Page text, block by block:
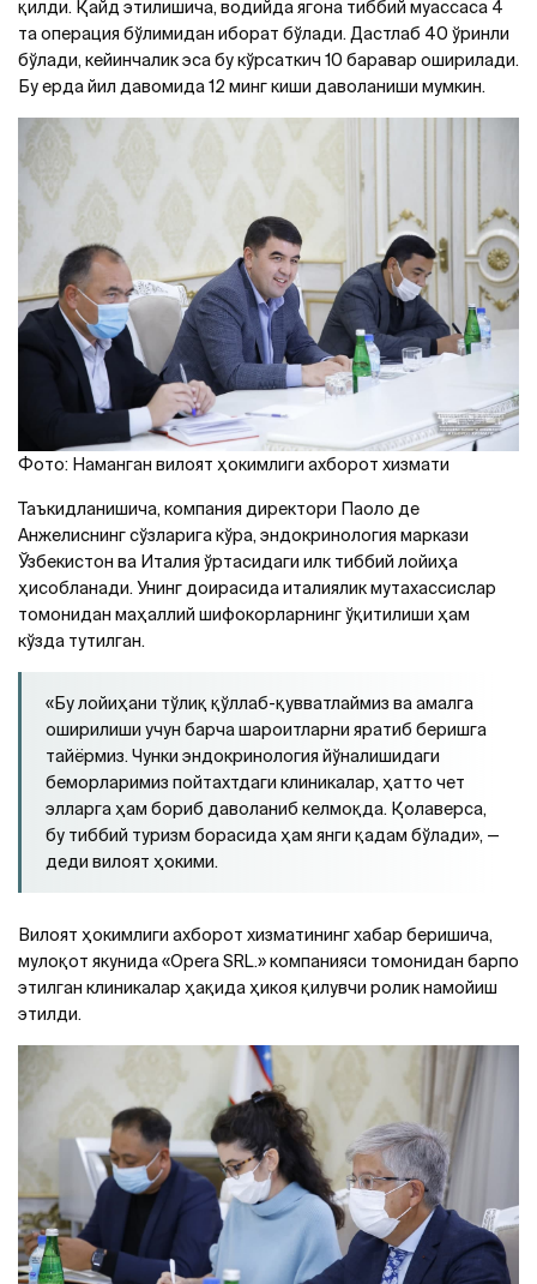
қилди. Қайд этилишича, водийда ягона тиббий муассаса 4
та операция бўлимидан иборат бўлади. Дастлаб 40 ўринли
бўлади, кейинчалик эса бу кўрсаткич 10 баравар оширилади.
Бу ерда йил давомида 12 минг киши даволаниши мумкин.
Фото: Наманган вилоят ҳокимлиги ахборот хизмати
Таъкидланишича, компания директори Паоло де
Aнжелиснинг сўзларига кўра, эндокринология маркази
Ўзбекистон ва Италия ўртасидаги илк тиббий лойиҳа
ҳисобланади. Унинг доирасида италиялик мутахассислар
томонидан маҳаллий шифокорларнинг ўқитилиши ҳам
кўзда тутилган.
«Бу лойиҳани тўлиқ қўллаб-қувватлаймиз ва амалга
оширилиши учун барча шароитларни яратиб беришга
тайёрмиз. Чунки эндокринология йўналишидаги
беморларимиз пойтахтдаги клиникалар, ҳатто чет
элларга ҳам бориб даволаниб келмоқда. Қолаверса,
бу тиббий туризм борасида ҳам янги қадам бўлади», —
деди вилоят ҳокими.
Вилоят ҳокимлиги ахборот хизматининг хабар беришича,
мулоқот якунида «Opera SRL.» компанияси томонидан барпо
этилган клиникалар ҳақида ҳикоя қилувчи ролик намойиш
этилди.